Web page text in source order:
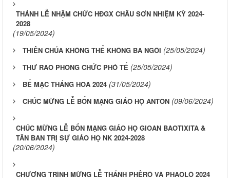
THÁNH LỄ NHẬM CHỨC HĐGX CHÂU SƠN NHIỆM KỲ 2024-
2028
(19/05/2024)
THIÊN CHÚA KHÔNG THỂ KHÔNG BA NGÔI (25/05/2024)
THƯ RAO PHONG CHỨC PHÓ TẾ (25/05/2024)
BẾ MẠC THÁNG HOA 2024 (31/05/2024)
CHÚC MỪNG LỄ BỔN MẠNG GIÁO HỌ ANTÔN (09/06/2024)
CHÚC MỪNG LỄ BỔN MẠNG GIÁO HỌ GIOAN BAOTIXITA &
TÂN BAN TRỊ SỰ GIÁO HỌ NK 2024-2028
(20/06/2024)
CHƯƠNG TRÌNH MỪNG LỄ THÁNH PHÊRÔ VÀ PHAOLÔ 2024